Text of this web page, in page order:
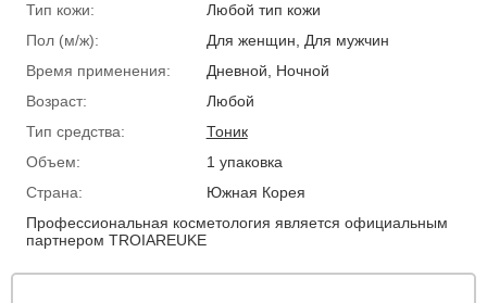
Тип кожи:
Любой тип кожи
Пол (м/ж):
Для женщин, Для мужчин
Время применения:
Дневной, Ночной
Возраст:
Любой
Тип средства:
Тоник
Объем:
1 упаковка
Страна:
Южная Корея
Профессиональная косметология является официальным
партнером TROIAREUKE